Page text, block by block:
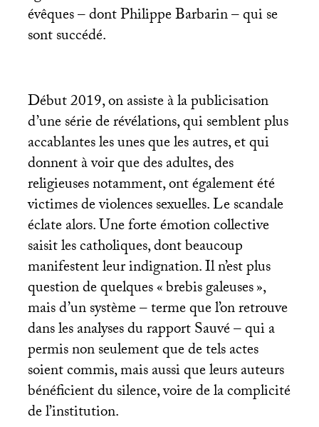
évêques – dont Philippe Barbarin – qui se
sont succédé.
Début 2019, on assiste à la publicisation
d’une série de révélations, qui semblent plus
accablantes les unes que les autres, et qui
donnent à voir que des adultes, des
religieuses notamment, ont également été
victimes de violences sexuelles. Le scandale
éclate alors. Une forte émotion collective
saisit les catholiques, dont beaucoup
manifestent leur indignation. Il n’est plus
question de quelques «brebis galeuses»,
mais d’un système – terme que l’on retrouve
dans les analyses du rapport Sauvé – qui a
permis non seulement que de tels actes
soient commis, mais aussi que leurs auteurs
bénéficient du silence, voire de la complicité
de l’institution.